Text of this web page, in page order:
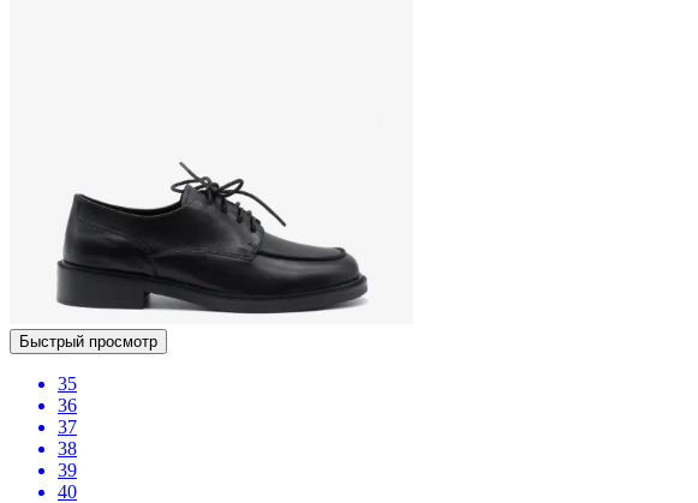
Быстрый просмотр
35
36
37
38
39
40